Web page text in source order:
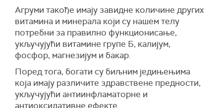
Агруми такође имају завидне количине других
витамина и минерала који су нашем телу
потребни за правилно функционисање,
укључујући витамине групе Б, калијум,
фосфор, магнезијум и бакар.
Поред тога, богати су биљним једињењима
која имају различите здравствене предности,
укључујући антиинфламаторне и
антиоксидативне ефекте.